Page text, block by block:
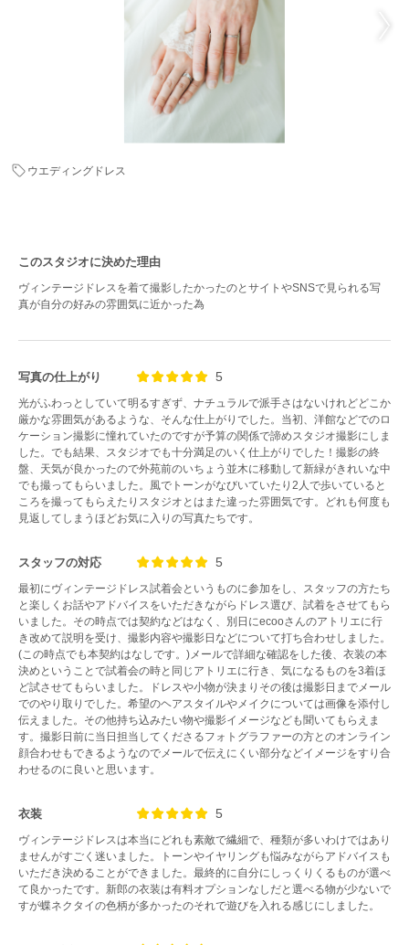
ウエディングドレス
このスタジオに決めた理由
ヴィンテージドレスを着て撮影したかったのとサイトやSNSで見られる写
真が自分の好みの雰囲気に近かった為
写真の仕上がり 5
光がふわっとしていて明るすぎず、ナチュラルで派手さはないけれどどこか
厳かな雰囲気があるような、そんな仕上がりでした。当初、洋館などでのロ
ケーション撮影に憧れていたのですが予算の関係で諦めスタジオ撮影にしま
した。でも結果、スタジオでも十分満足のいく仕上がりでした！撮影の終
盤、天気が良かったので外苑前のいちょう並木に移動して新緑がきれいな中
でも撮ってもらいました。風でトーンがなびいていたり2人で歩いていると
ころを撮ってもらえたりスタジオとはまた違った雰囲気です。どれも何度も
見返してしまうほどお気に入りの写真たちです。
スタッフの対応 5
最初にヴィンテージドレス試着会というものに参加をし、スタッフの方たち
と楽しくお話やアドバイスをいただきながらドレス選び、試着をさせてもら
いました。その時点では契約などはなく、別日にecooさんのアトリエに行
き改めて説明を受け、撮影内容や撮影日などについて打ち合わせしました。
(この時点でも本契約はなしです。)メールで詳細な確認をした後、衣装の本
決めということで試着会の時と同じアトリエに行き、気になるものを3着ほ
ど試させてもらいました。ドレスや小物が決まりその後は撮影日までメール
でのやり取りでした。希望のヘアスタイルやメイクについては画像を添付し
伝えました。その他持ち込みたい物や撮影イメージなども聞いてもらえま
す。撮影日前に当日担当してくださるフォトグラファーの方とのオンライン
顔合わせもできるようなのでメールで伝えにくい部分などイメージをすり合
わせるのに良いと思います。
衣装 5
ヴィンテージドレスは本当にどれも素敵で繊細で、種類が多いわけではあり
ませんがすごく迷いました。トーンやイヤリングも悩みながらアドバイスも
いただき決めることができました。最終的に自分にしっくりくるものが選べ
て良かったです。新郎の衣装は有料オプションなしだと選べる物が少ないで
すが蝶ネクタイの色柄が多かったのそれで遊びを入れる感じにしました。